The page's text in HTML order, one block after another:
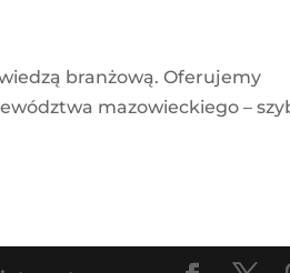
branżową. Oferujemy
mazowieckiego –